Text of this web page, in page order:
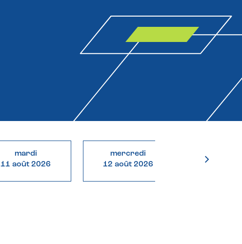
mardi
11 août 2026
mercredi
12 août 2026
13 août